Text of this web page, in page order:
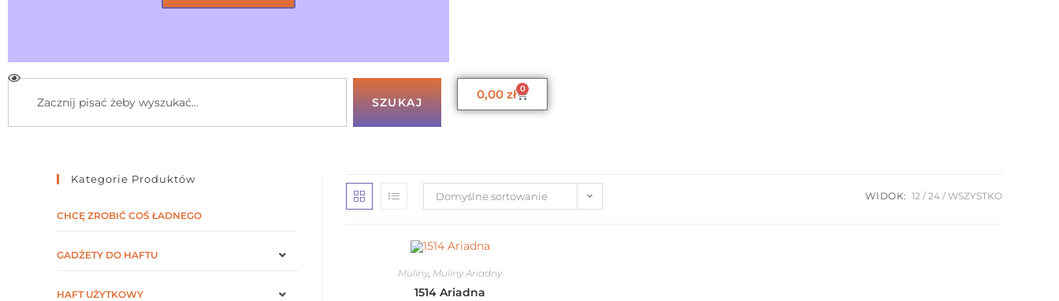
SZUKAJ
0,00 zł 0
Domyślne sortowanie WIDOK: 12 24 WSZYSTKO
Muliny, Muliny Ariadny
1514 Ariadna
Kategorie Produktów
CHCĘ ZROBIĆ COŚ ŁADNEGO
GADŻETY DO HAFTU
HAFT UŻYTKOWY